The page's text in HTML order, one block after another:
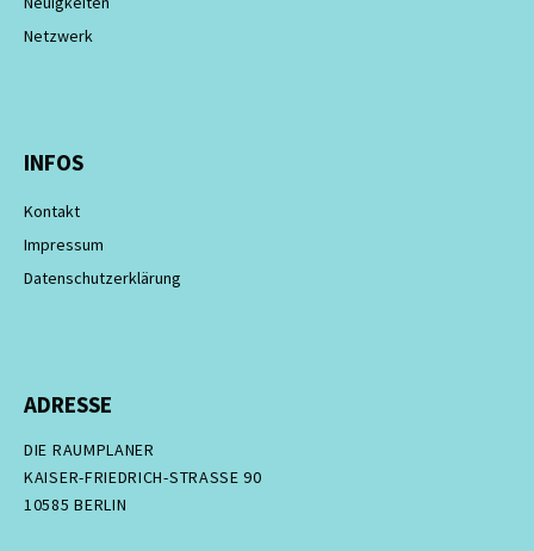
Netzwerk
INFOS
Kontakt
Impressum
Datenschutzerklärung
ADRESSE
DIE RAUMPLANER
KAISER-FRIEDRICH-STRASSE 90
10585 BERLIN